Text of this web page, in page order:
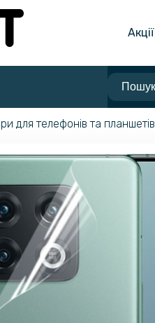
Акції
для телефонів та планшетів